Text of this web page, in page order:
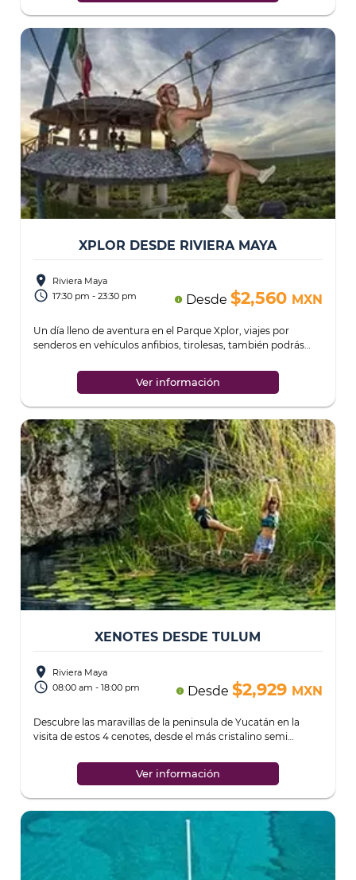
XPLOR DESDE RIVIERA MAYA
place Riviera Maya
access_time 17:30 pm - 23:30 pm info Desde $2,560 MXN
Un día lleno de aventura en el Parque Xplor, viajes por
senderos en vehículos anfibios, tirolesas, también podrás
Ver información
XENOTES DESDE TULUM
place Riviera Maya
access_time 08:00 am - 18:00 pm info Desde $2,929 MXN
Descubre las maravillas de la peninsula de Yucatán en la
visita de estos 4 cenotes, desde el más cristalino semi
Ver información